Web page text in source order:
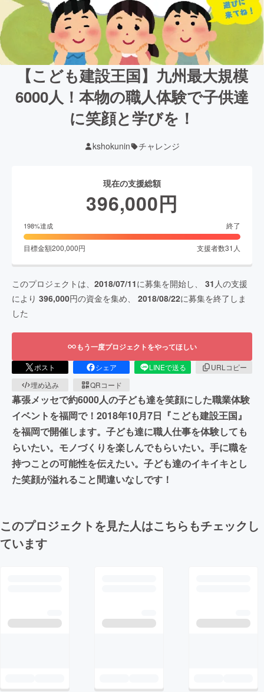
【こども建設王国】九州最大規模
6000人！本物の職人体験で子供達
に笑顔と学びを！
kshokunin チャレンジ
現在の支援総額
396,000円
198%達成 終了
目標金額200,000円 支援者数31 人
このプロジェクトは、 2018/07/11に募集を開始し、 31 人の支援
により 396,000円の資金を集め、 2018/08/22に募集を終了しま
した
もう一度プロジェクトをやってほしい
ポスト シェア LINEで送る
URLコピー
埋め込み
QRコード
幕張メッセで約6000人の子ども達を笑顔にした職業体験
イベントを福岡で！2018年10月7日『こども建設王国』
を福岡で開催します。子ども達に職人仕事を体験しても
らいたい。モノづくりを楽しんでもらいたい。手に職を
持つことの可能性を伝えたい。子ども達のイキイキとし
た笑顔が溢れること間違いなしです！
このプロジェクトを見た人はこちらもチェックし
ています